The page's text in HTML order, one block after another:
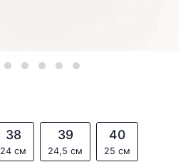
38
24 см
39
24,5 см
40
25 см